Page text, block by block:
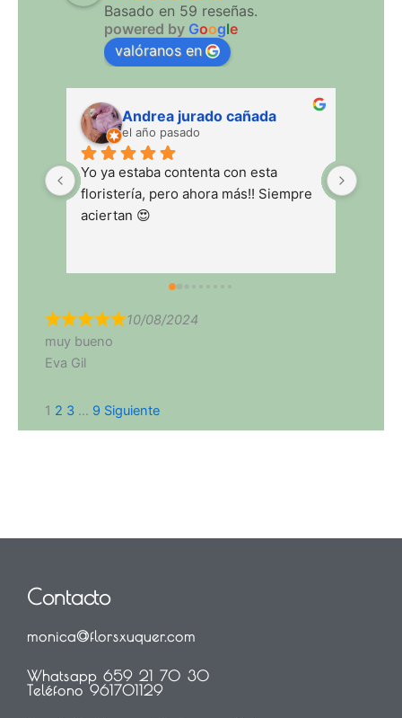
Basado en 59 reseñas.
powered by Google
valóranos en
Andrea jurado cañada
el año pasado
Yo ya estaba contenta con esta
floristería, pero ahora más!! Siempre
aciertan 😍
10/08/2024
muy bueno
Eva Gil
Navegación
de
Página
1 Página
2 Página
3 … Página
9 Siguiente
Contacto
monica@florsxuquer.com
Whatsapp 659 21 70 30
Teléfono 961701129